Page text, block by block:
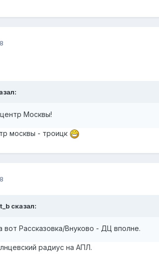
Москвы!
москвы - троицк
сказал:
Рассказовка/Внуково - ДЦ вполне.
радиус на АПЛ.